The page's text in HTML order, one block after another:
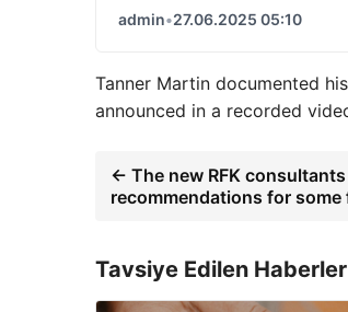
admin•27.06.2025 05:10
Tanner Martin documented
announced in a recorded
← The new RFK
recommendations for some
Tavsiye Edilen Haberler